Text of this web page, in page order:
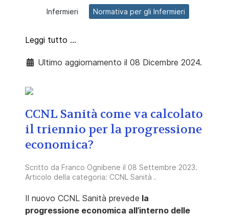
Infermieri Normativa per gli Infermieri
Leggi tutto …
Ultimo aggiornamento il 08 Dicembre 2024.
CCNL Sanità come va calcolato
il triennio per la progressione
economica?
Scritto da Franco Ognibene il 08 Settembre 2023.
Articolo della categoria: CCNL Sanità .
Il nuovo CCNL Sanità prevede la
progressione economica all’interno delle